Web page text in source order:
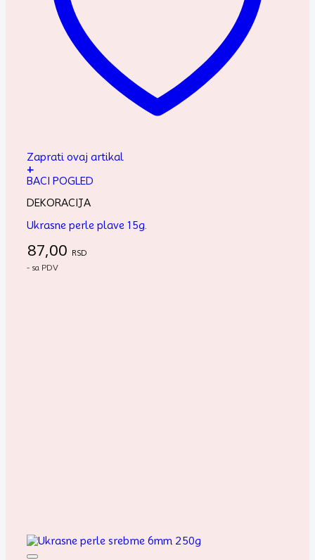
Zaprati ovaj artikal
+
BACI POGLED
DEKORACIJA
Ukrasne perle plave 15g.
87,00 RSD
- sa PDV